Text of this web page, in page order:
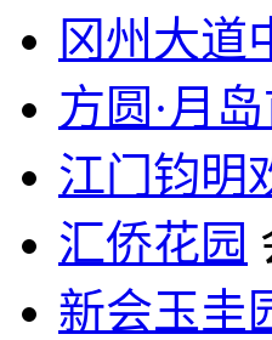
冈州大道
方圆·月
江门钧明
汇侨花园
新会玉圭